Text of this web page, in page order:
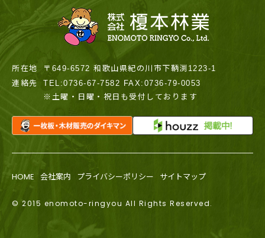
所在地
〒649-6572 和歌山県紀の川市下鞆渕1223-1
連絡先
TEL:0736-67-7582 FAX:0736-79-0053
※土曜・日曜・祝日も受付しております
HOME 会社案内 プライバシーポリシー サイトマップ
© 2015 enomoto-ringyou All Rights Reserved.